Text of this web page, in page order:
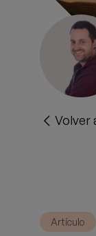
Volver
Artículo